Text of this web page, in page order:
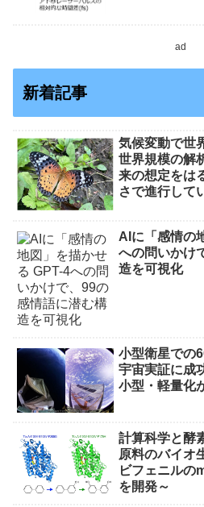
ad
新着記事
気候変動で
世界規模の解
来の想定をは
さで進行し
AIに「感情の
への問いかけ
造を可視化
小型衛星での
宇宙実証に成
小型・軽量化
計算科学と酵
原料のバイオ
ビフェニルの
を開発～